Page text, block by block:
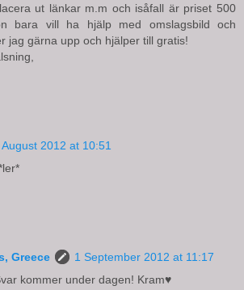
ut länkar m.m och isåfall är priset 500
bara vill ha hjälp med omslagsbild och
jag gärna upp och hjälper till gratis!
2012 at 10:51
Greece
1 September 2012 at 11:17
kommer under dagen! Kram♥